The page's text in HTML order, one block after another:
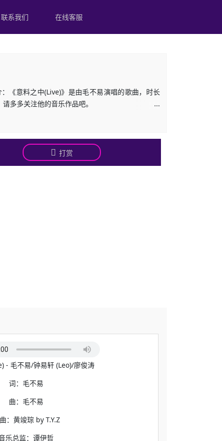
联系我们 在线客服
《意料之中(Live)》是由毛不易演唱的歌曲，时长
多多关注他的音乐作品吧。
打赏
- 毛不易/钟易轩 (Leo)/廖俊涛
词：毛不易
曲：毛不易
：黄竣琮 by T.Y.Z
乐总监：谭伊哲